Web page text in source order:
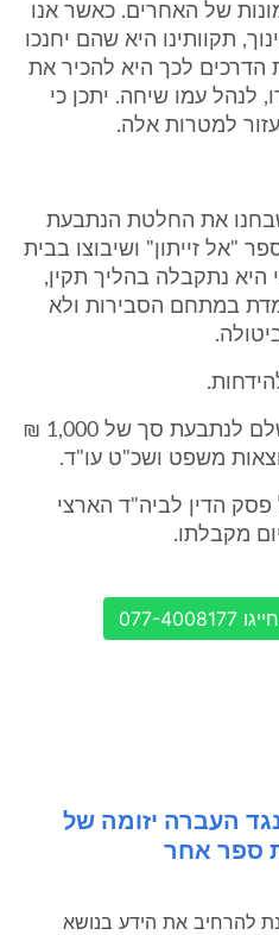
של האחרים. כאשר אנו
תקוותינו היא שהם יחנכו
לכך היא להכיר את
לנהל עמו שיחה. יתכן כי
למטרות אלה.
את החלטת הנתבעת
"אל זייתון" ושיבוצו בבית
היא נתקבלה בהליך תקין,
במתחם הסבירות ולא
אנו מחייבים את התובע לשלם לנתבעת סך של 1,000 ₪
משפט ושכ"ט עו"ד.
פסק הדין לביה"ד הארצי
העברה יזומה של
ספר אחר
להרחיב את הידע בנושא